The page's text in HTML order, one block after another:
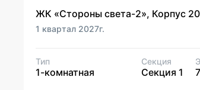
ЖК «Стороны света-2», Корпус 20
1 квартал 2027г.
Тип
1-комнатная
Секция
Секция 1